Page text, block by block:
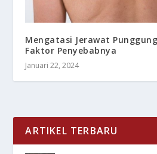
Mengatasi Jerawat
Faktor Penyebabnya
Januari 22, 2024
ARTIKEL TERBARU